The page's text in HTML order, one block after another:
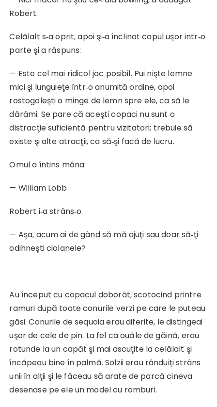
Robert.
Celălalt s‑a oprit, apoi şi‑a înclinat capul uşor intr‑o
parte şi a răspuns:
— Este cel mai ridicol joc posibil. Pui nişte lemne
mici şi lunguieţe într‑o anumită ordine, apoi
rostogoleşti o minge de lemn spre ele, ca să le
dărâmi. Se pare că aceşti copaci nu sunt o
distracţie suficientă pentru vizitatori; trebuie să
existe şi alte atracţii, ca să‑şi facă de lucru.
Omul a întins mâna:
— William Lobb.
Robert i‑a strâns‑o.
— Aşa, acum ai de gând să mă ajuţi sau doar să‑ţi
odihneşti ciolanele?
Au început cu copacul doborât, scotocind printre
ramuri după toate conurile verzi pe care le puteau
găsi. Conurile de sequoia erau diferite, le distingeai
uşor de cele de pin. La fel ca ouăle de găină, erau
rotunde la un capăt şi mai ascuţite la celălalt şi
încăpeau bine în palmă. Solzii erau rânduiţi strâns
unii în alţii şi le făceau să arate de parcă cineva
desenase pe ele un model cu romburi.